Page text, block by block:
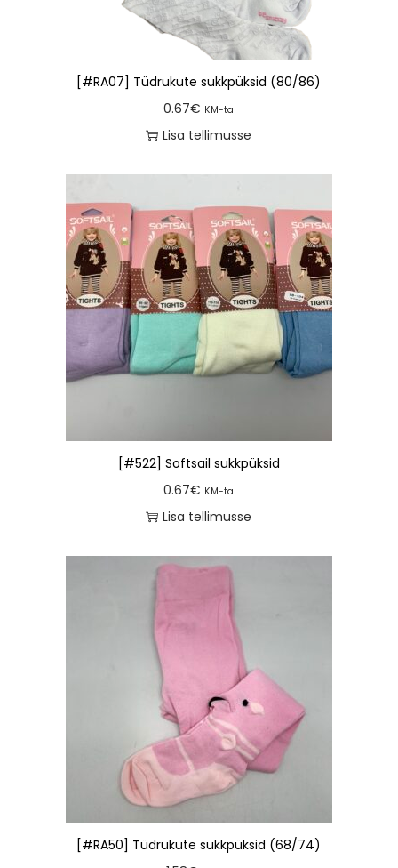
[#RA07] Tüdrukute sukkpüksid (80/86)
0.67€ KM-ta
Lisa tellimusse
[#522] Softsail sukkpüksid
0.67€ KM-ta
Lisa tellimusse
[#RA50] Tüdrukute sukkpüksid (68/74)